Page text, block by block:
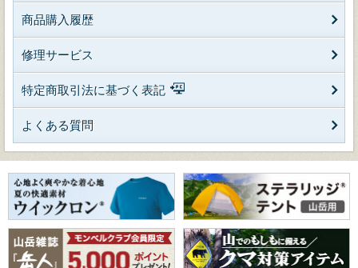
商品購入履歴
修理サービス
特定商取引法に基づく表記
よくある質問